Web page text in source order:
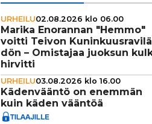
URHEILU02.08.2026 klo 06.00
Marika Enorannan "Hemmo"
voitti Teivon
dön – Omistajaa juoksun
hirvitti
URHEILU03.08.2026 klo 16.00
Käden­vääntö on enemmän
kuin käden vääntöä